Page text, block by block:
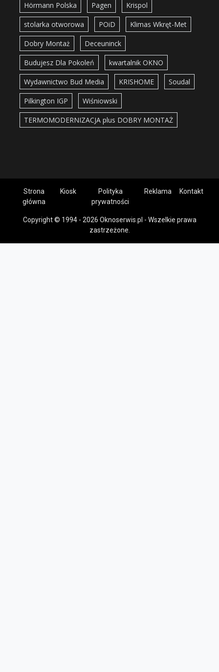
Hörmann Polska Pagen Krispol
stolarka otworowa POiD Klimas Wkręt-Met
Dobry Montaż Deceuninck
Budujesz Dla Pokoleń kwartalnik OKNO
Wydawnictwo Bud Media KRISHOME Soudal
Pilkington IGP Wiśniowski
TERMOMODERNIZACJA plus DOBRY MONTAŻ
Strona
główna
Kiosk
Polityka
prywatności
Reklama Kontakt
Copyright © 1994 - 2026 Oknoserwis.pl - Wszelkie prawa
zastrzeżone.